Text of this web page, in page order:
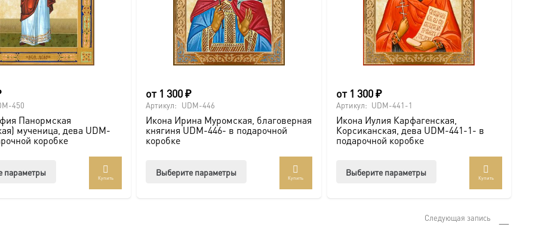
450
Панормская
мученица, дева UDM-
коробке
параметры
Купить
от 1 300₽
Артикул: UDM-446
Икона Ирина Муромская, благоверная
княгиня UDM-446- в подарочной
коробке
Выберите параметры
Купить
от 1 300₽
Артикул: UDM-441-1
Икона Иулия Карфагенская,
Корсиканская, дева UDM-441-1- в
подарочной коробке
Выберите параметры
Купить
Следующая запись